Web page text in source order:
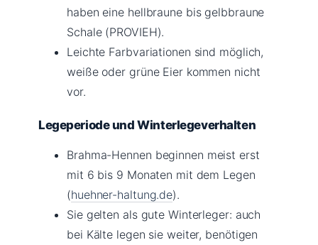
haben eine hellbraune bis gelbbraune
Schale (PROVIEH).
Leichte Farbvariationen sind möglich,
weiße oder grüne Eier kommen nicht
vor.
Legeperiode und Winterlegeverhalten
Brahma-Hennen beginnen meist erst
mit 6 bis 9 Monaten mit dem Legen
(huehner-haltung.de).
Sie gelten als gute Winterleger: auch
bei Kälte legen sie weiter, benötigen